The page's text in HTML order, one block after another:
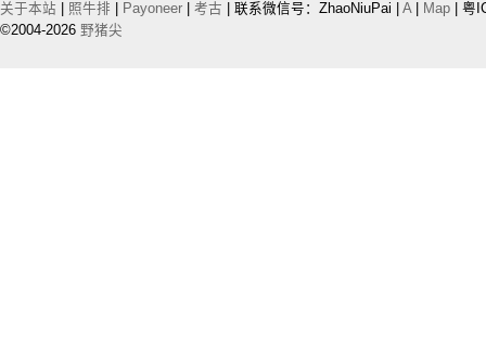
关于本站 照牛排 Payoneer 考古 | 联系微信号：ZhaoNiuPai | A| Map | 粤
©2004-2026 野猪尖